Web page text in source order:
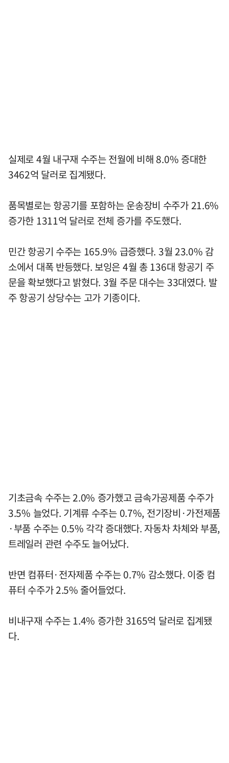
실제로 4월 내구재 수주는 전월에 비해 8.0% 증대한
3462억 달러로 집계됐다.
품목별로는 항공기를 포함하는 운송장비 수주가 21.6%
증가한 1311억 달러로 전체 증가를 주도했다.
민간 항공기 수주는 165.9% 급증했다. 3월 23.0% 감
소에서 대폭 반등했다. 보잉은 4월 총 136대 항공기 주
문을 확보했다고 밝혔다. 3월 주문 대수는 33대였다. 발
주 항공기 상당수는 고가 기종이다.
기초금속 수주는 2.0% 증가했고 금속가공제품 수주가
3.5% 늘었다. 기계류 수주는 0.7%, 전기장비·가전제품
·부품 수주는 0.5% 각각 증대했다. 자동차 차체와 부품,
트레일러 관련 수주도 늘어났다.
반면 컴퓨터·전자제품 수주는 0.7% 감소했다. 이중 컴
퓨터 수주가 2.5% 줄어들었다.
비내구재 수주는 1.4% 증가한 3165억 달러로 집계됐
다.